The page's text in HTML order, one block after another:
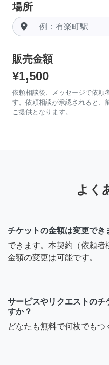
場所
room
販売金額
¥1,500
依頼相談後、メッセージで依頼
す。依頼相談が承認されると
ご提供となります。
よく
チケットの金額は変更でき
できます。本契約（依頼者
金額の変更は可能です。
サービスやリクエストのチ
すか？
どなたも無料で何枚でもつ